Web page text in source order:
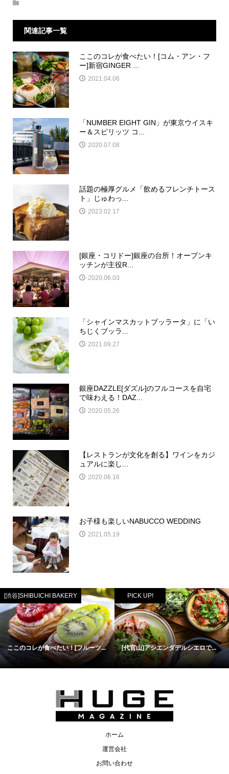
関連記事一覧
ここのコレが食べたい！[コム・アン・フ
ー]新宿GINGER ...
2021.04.06
「NUMBER EIGHT GIN」が東京ウイスキ
ー＆スピリッツ コ...
2020.07.08
話題の極厚グルメ「飲めるフレンチトース
ト」じゅわっ...
2023.02.17
[銀座・コリドー]銀座の台所！オープンキ
ッチンが主役R...
2020.06.03
「シャインマスカットブッラータ」に「い
ちじくブッラ...
2021.09.27
銀座DAZZLE[ダズル]のフルコースを自宅
で味わえる！DAZ...
2020.05.26
【レストランが文化を創る】ワインをカジ
ュアルに楽し...
2020.06.16
お子様も楽しいNABUCCO WEDDING
2021.05.19
[渋谷]SHIBUICHI BAKERY
ここのコレが食べたい！[フルーツ...
PICK UP!
[代官山]アシエンダデルシエロで...
ホーム
運営会社
お問い合わせ